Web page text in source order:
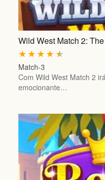
Wild West Match 2:
★
★
★
★
★
Match-3
Com Wild West Match 2
emocionante…